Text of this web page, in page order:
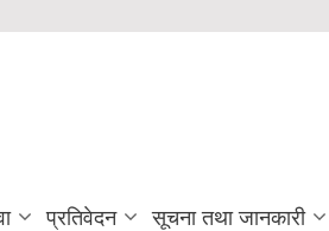
प्रतिवेदन सूचना तथा जानकारी